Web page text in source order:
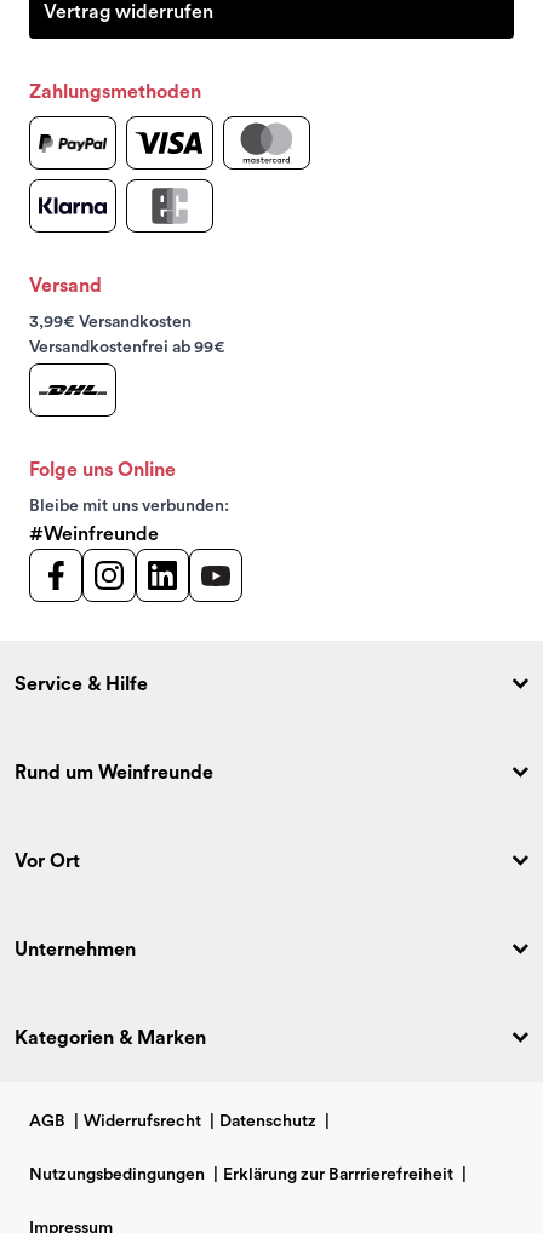
Vertrag widerrufen
Zahlungsmethoden
Versand
3,99€ Versandkosten
Versandkostenfrei ab 99€
Folge uns Online
Bleibe mit uns verbunden:
#Weinfreunde
Service & Hilfe
Rund um Weinfreunde
Vor Ort
Unternehmen
Kategorien & Marken
AGB Widerrufsrecht Datenschutz
Nutzungsbedingungen Erklärung zur Barrrierefreiheit
Impressum